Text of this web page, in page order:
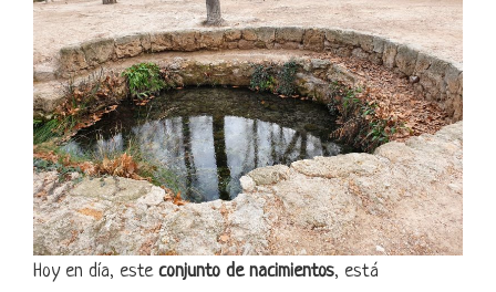
Hoy en día, este conjunto de nacimientos, está